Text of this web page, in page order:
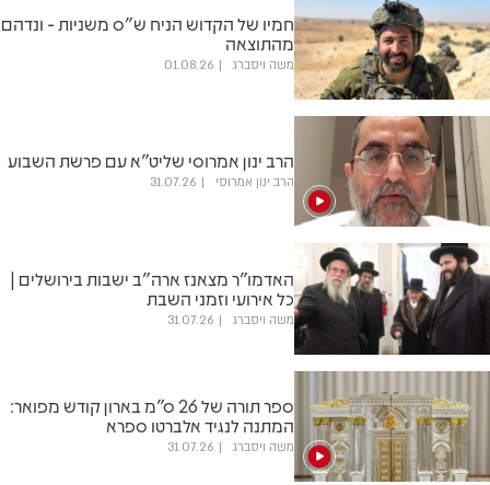
חמיו של הקדוש הניח ש"ס משניות - ונדהם
מהתוצאה
משה ויסברג 01.08.26
הרב ינון אמרוסי שליט"א עם פרשת השבוע
הרב ינון אמרוסי 31.07.26
האדמו"ר מצאנז ארה"ב ישבות בירושלים |
כל אירועי וזמני השבת
משה ויסברג 31.07.26
ספר תורה של 26 ס"מ בארון קודש מפואר:
המתנה לנגיד אלברטו ספרא
משה ויסברג 31.07.26